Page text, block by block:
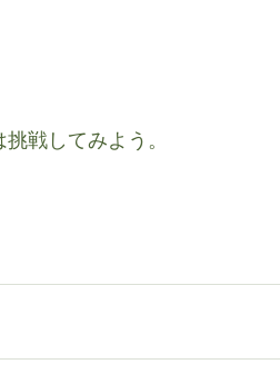
戦してみよう。